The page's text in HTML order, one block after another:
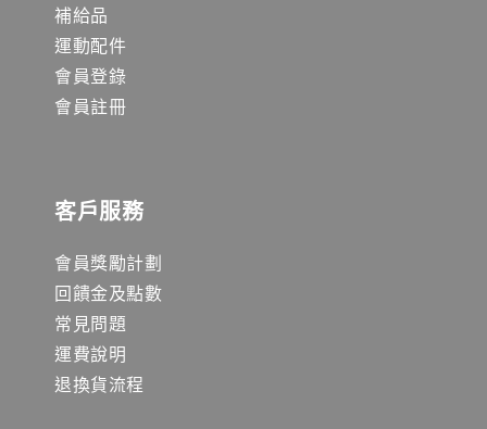
補給品
運動配件
會員登錄
會員註冊
客戶服務
會員獎勵計劃
回饋金及點數
常見問題
運費說明
退換貨流程